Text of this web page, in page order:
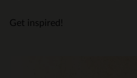
Get inspired!